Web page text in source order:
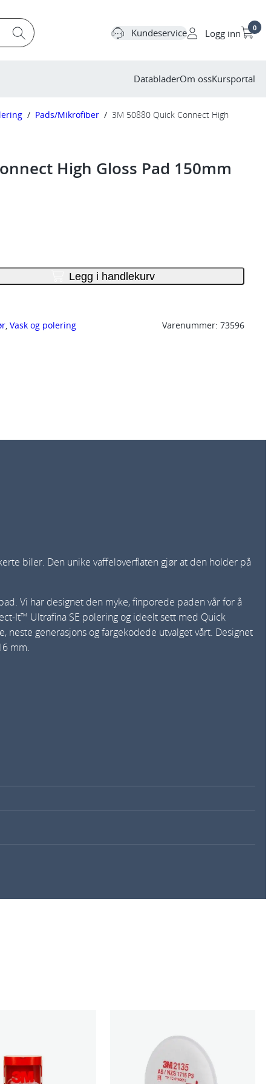
Kundeservice Logg inn 0
DatabladerOm ossKursportal
/ Pads/Mikrofiber / 3M 50880 Quick Connect High
High Gloss Pad 150mm
Legg i handlekurv
, Vask og polering Varenummer: 73596
biler. Den unike vaffeloverflaten gjør at den holder på
Vi har designet den myke, finporede paden vår for å
Ultrafina SE polering og ideelt sett med Quick
generasjons og fargekodede utvalget vårt. Designet
mm.